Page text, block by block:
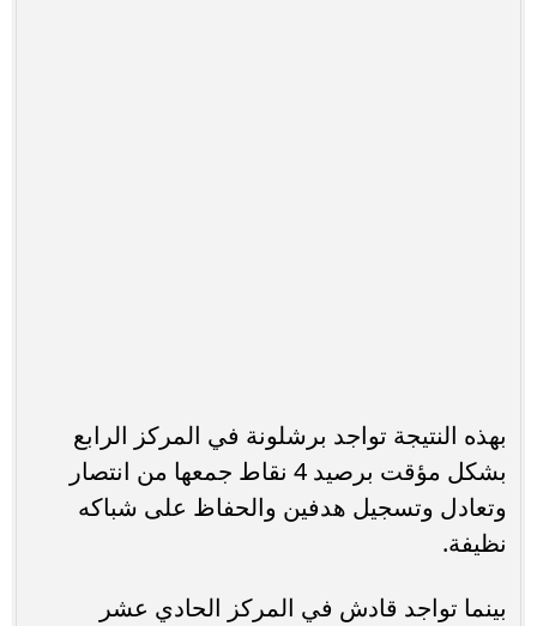
بهذه النتيجة تواجد برشلونة في المركز الرابع
بشكل مؤقت برصيد 4 نقاط جمعها من انتصار
وتعادل وتسجيل هدفين والحفاظ على شباكه
نظيفة.
بينما تواجد قادش في المركز الحادي عشر